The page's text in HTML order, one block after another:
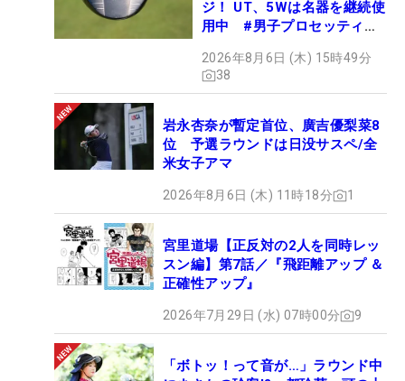
ジ！ UT、5Wは名器を継続使
用中 #男子プロセッティン
2026年8月6日 (木) 15時49分
38
岩永杏奈が暫定首位、廣吉優梨菜8
位 予選ラウンドは日没サスペ/全
米女子アマ
2026年8月6日 (木) 11時18分 1
宮里道場【正反対の2人を同時レッ
スン編】第7話／『飛距離アップ ＆
正確性アップ』
2026年7月29日 (水) 07時00分 9
「ボトッ！って音が…」ラウンド中